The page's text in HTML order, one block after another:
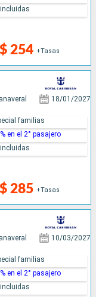
254 +Tasas
18/01/2027
285 +Tasas
familias
en el 2° pasajero
10/03/2027
familias
en el 2° pasajero